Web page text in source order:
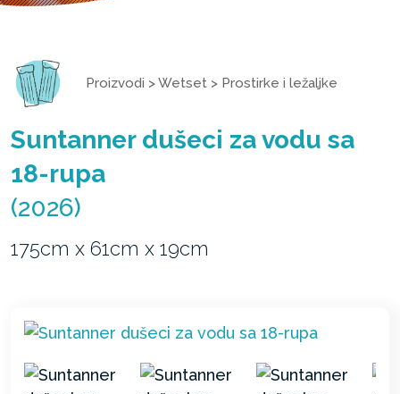
Proizvodi >Wetset > Prostirke i ležaljke
Suntanner dušeci za vodu sa
18-rupa
(2026)
175cm x 61cm x 19cm